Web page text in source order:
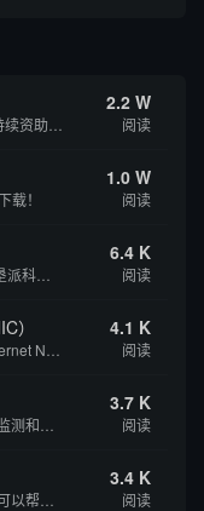
2.2 W
阅读
！
1.0 W
阅读
6.4 K
阅读
） 4.1 K
阅读
3.7 K
阅读
3.4 K
阅读